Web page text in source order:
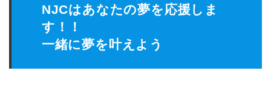
NJCはあなたの夢を応援しま
す！！
一緒に夢を叶えよう